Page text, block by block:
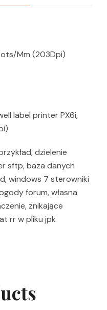
Mm (203Dpi)
label printer PX6i,
dzielenie
sftp, baza danych
windows 7 sterowniki
forum, własna
znikające
rr w pliku jpk